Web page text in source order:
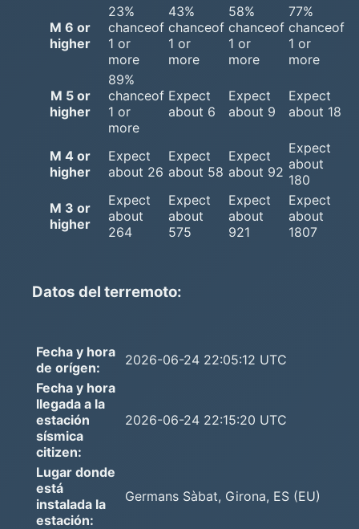
M 6 or
higher
23%
chanceof
1 or
more
43%
chanceof
1 or
more
58%
chanceof
1 or
more
77%
chanceof
1 or
more
M 5 or
higher
89%
chanceof
1 or
more
Expect
about 6
Expect
about 9
Expect
about 18
M 4 or
higher
Expect
about 26
Expect
about 58
Expect
about 92
Expect
about
180
M 3 or
higher
Expect
about
264
Expect
about
575
Expect
about
921
Expect
about
1807
Datos del terremoto:
Fecha y hora
de orígen:
2026-06-24 22:05:12 UTC
Fecha y hora
llegada a la
estación
sísmica
citizen:
2026-06-24 22:15:20 UTC
Lugar donde
está
instalada la
estación:
Germans Sàbat, Girona, ES (EU)